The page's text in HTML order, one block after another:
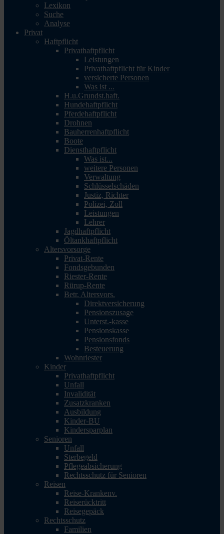
Lexikon
Suche
Analyse
Privat
Haftpflicht
Privathaftpflicht
Leistungen
Privathaftpflicht für Kinder
versicherte Personen
Was ist ...
H.u.Grundst.haft.
Hundehaftpflicht
Pferdehaftpflicht
Drohnen
Bauherrenhaftpflicht
Boote
Diensthaftpflicht
Was ist...
weitere Personen
Verwaltung
Schlüsselschäden
Justiz, Richter
Polizei, Zoll
Leistungen
Lehrer
Jagdhaftpflicht
Öltankhaftpflicht
Altersvorsorge
Privat-Rente
Fondsgebunden
Riester-Rente
Rürup-Rente
Betr. Altersvors.
Direktversicherung
Pensionszusage
Unterst.-kasse
Pensionskasse
Pensionsfonds
Besteuerung
Wohnriester
Kinder
Privathaftpflicht
Unfall
Invalidität
Zusatzkranken
Ausbildung
Kinder-BU
Kindersparplan
Senioren
Unfall
Sterbegeld
Pflegeabsicherung
Rechtsschutz für Senioren
Reisen
Reise-Krankenv.
Reiserücktritt
Reisegepäck
Rechtsschutz
Familien